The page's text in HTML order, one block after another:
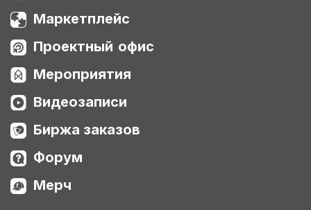
Маркетплейс
Проектный офис
Мероприятия
Видеозаписи
Биржа заказов
Форум
Мерч